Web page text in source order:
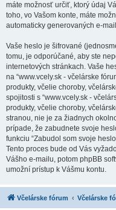
máte možnosť určiť, ktorý údaj
toho, vo Vašom konte, máte
automaticky generovaných e-
Vaše heslo je šifrované
tomu, je odporúčané, aby ste
internetových stránkach. Vaše
na “www.vcely.sk - včelárske
produkty, včelie choroby,
spojitosti s “www.vcely.sk -
produkty, včelie choroby,
stranou, nie je za žiadnych
prípade, že zabudnete svoje
funkciu “Zabudol som svoje
Tento proces bude od Vás
Vášho e-mailu, potom phpBB
umožní prístup k Vášmu kontu.
Včelárske fórum Včelárske